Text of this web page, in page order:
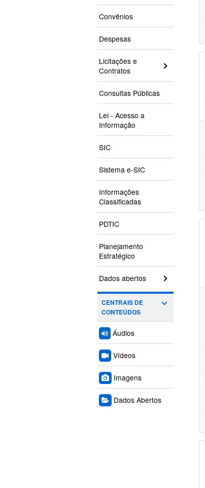
Convênios
Despesas
Licitações e
Contratos
Consultas Públicas
Lei - Acesso a
Informação
SIC
Sistema e-SIC
Informações
Classificadas
PDTIC
Planejamento
Estratégico
Dados abertos
CENTRAIS DE
CONTEÚDOS
Áudios
Vídeos
Imagens
Dados Abertos